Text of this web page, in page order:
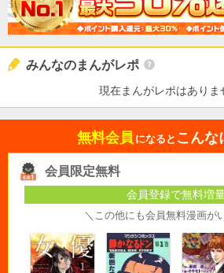
みんなのまんがレポ
現在まんがレポはありま
無料会員 になると こんな
会員限定無料
会員登録で無料増
＼この他にも会員無料漫画が